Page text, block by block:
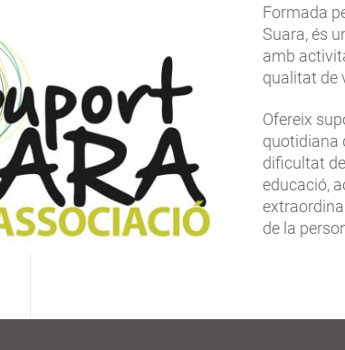
Formada
Suara, és
amb
qualitat de
Ofereix
quotidiana
dificultat
educació,
de la